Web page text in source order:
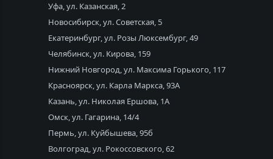
Уфа, ул. Казанская, 2
Новосибирск, ул. Советская, 5
Екатеринбург, ул. Розы Люксембург, 49
Челябинск, ул. Кирова, 159
Нижний Новгород, ул. Максима Горького, 117
Красноярск, ул. Карла Маркса, 93А
Казань, ул. Николая Ершова, 1А
Омск, ул. Гагарина, 14/4
Пермь, ул. Куйбышева, 95б
Волгоград, ул. Рокоссовского, 62